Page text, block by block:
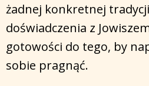
żadnej konkretnej
doświadczenia z
gotowości do tego, by
sobie pragnąć.